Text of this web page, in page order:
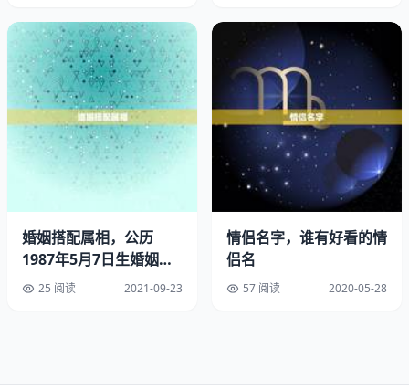
代表夫星，财星代表妻星，宜旺不宜衰。印星主文书合约，
即婚姻合约，宜旺相，有根则根基牢固。四废日日元无气不
宜采用。办结婚证看的是农历还是阳历。
5、官印相生宜透干，官星透干，代表民政办事员在值班，
官生印，办事顺利，能顺利拿到领证，因印星代表文书合约
即领证，得官星生之，易办成。
6、最宜天乙贵人到位，选择出门办事的日子，天乙贵人日
或时是相当有利的，表示出门有贵人相助，事半功倍，比较
顺利。
婚姻搭配属相，公历
1987年5月7日生婚姻配
什么属相好
25 阅读 2021-09-23
情侣名字，谁有好看的情
侣名
57 阅读 2020-05-28